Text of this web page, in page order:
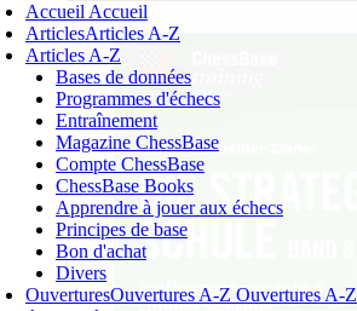
Accueil Accueil
ArticlesArticles A-Z
Articles A-Z
Bases de données
Programmes d'échecs
Entraînement
Magazine ChessBase
Compte ChessBase
ChessBase Books
Apprendre à jouer aux échecs
Principes de base
Bon d'achat
Divers
OuverturesOuvertures A-Z Ouvertures A-Z